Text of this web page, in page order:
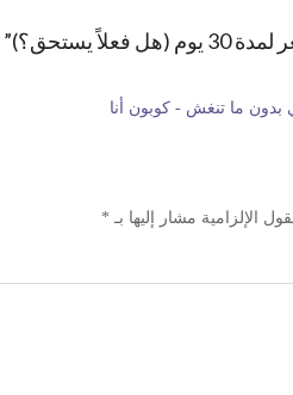
ما تنغش - كوبون أنا
الإلزامية مشار إليها بـ *